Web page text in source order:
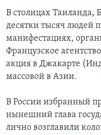
В столицах Таиланда,
десятки тысяч людей
манифестациях,
Французское
акция в Джакарте
массовой в Азии.
В России избранный
нынешний глава
лично возглавили